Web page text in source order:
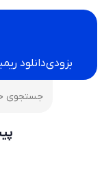
بزودیدانلود